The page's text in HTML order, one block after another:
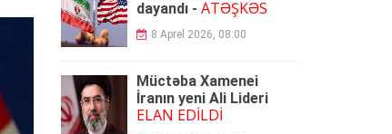
dayandı - ATƏŞKƏS
8 Aprel 2026, 08:00
Müctəba Xamenei
İranın yeni Ali Lideri
ELAN EDİLDİ